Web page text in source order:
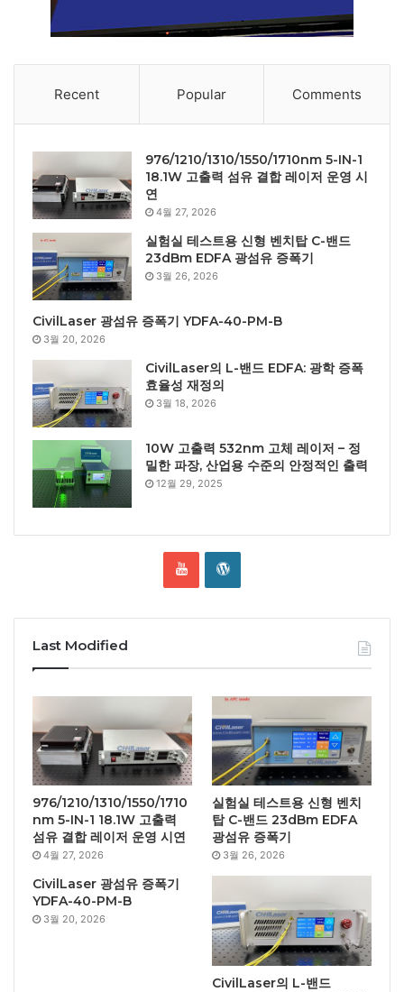
Recent Popular Comments
976/1210/1310/1550/1710nm 5-IN-1
18.1W 고출력 섬유 결합 레이저 운영 시
연
4월 27, 2026
실험실 테스트용 신형 벤치탑 C-밴드
23dBm EDFA 광섬유 증폭기
3월 26, 2026
CivilLaser 광섬유 증폭기 YDFA-40-PM-B
3월 20, 2026
CivilLaser의 L-밴드 EDFA: 광학 증폭
효율성 재정의
3월 18, 2026
10W 고출력 532nm 고체 레이저 – 정
밀한 파장, 산업용 수준의 안정적인 출력
12월 29, 2025
Last Modified
976/1210/1310/1550/1710
nm 5-IN-1 18.1W 고출력
섬유 결합 레이저 운영 시연
4월 27, 2026
실험실 테스트용 신형 벤치
탑 C-밴드 23dBm EDFA
광섬유 증폭기
3월 26, 2026
CivilLaser 광섬유 증폭기
YDFA-40-PM-B
3월 20, 2026
CivilLaser의 L-밴드